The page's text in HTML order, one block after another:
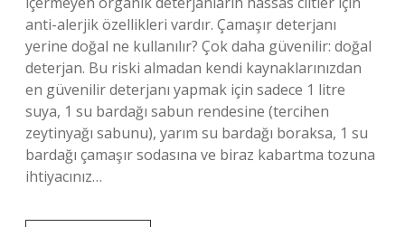
anti-alerjik özellikleri vardır. Çamaşır deterjanı
yerine doğal ne kullanılır? Çok daha güvenilir: doğal
deterjan. Bu riski almadan kendi kaynaklarınızdan
en güvenilir deterjanı yapmak için sadece 1 litre
suya, 1 su bardağı sabun rendesine (tercihen
zeytinyağı sabunu), yarım su bardağı boraksa, 1 su
bardağı çamaşır sodasına ve biraz kabartma tozuna
ihtiyacınız…